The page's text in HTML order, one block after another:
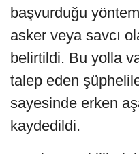
başvurduğu
asker veya savcı
belirtildi. Bu yolla
talep eden
sayesinde erken
kaydedildi.